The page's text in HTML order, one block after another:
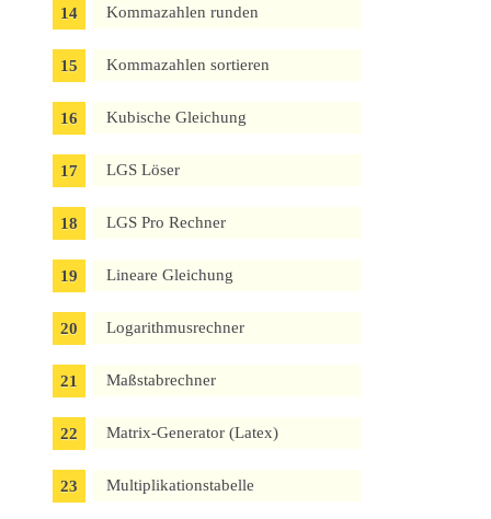
Kommazahlen runden
Kommazahlen sortieren
Kubische Gleichung
LGS Löser
LGS Pro Rechner
Lineare Gleichung
Logarithmusrechner
Maßstabrechner
Matrix-Generator (Latex)
Multiplikationstabelle